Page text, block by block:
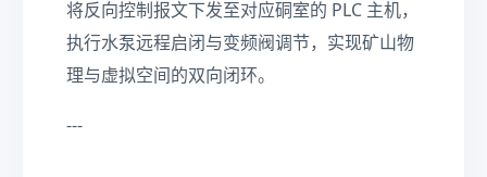
将反向控制报文下发至对应硐室的 PLC 主机，
执行水泵远程启闭与变频阀调节，实现矿山物
理与虚拟空间的双向闭环。
---